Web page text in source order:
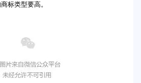
标类型要高。